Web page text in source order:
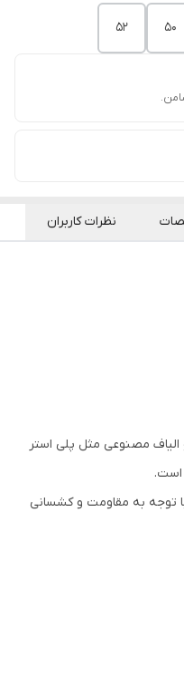
۵۰ 52
نظرات کاربران
الیاف مصنوعی مثل پلی استر
است.
توجه به مقاومت و کشسانی